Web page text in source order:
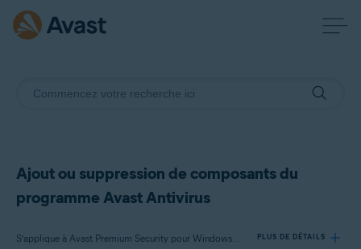
Ajout ou suppression de composants du
programme Avast Antivirus
S’applique à Avast Premium Security pour Windows, Avast Antivirus Gratuit pour Windows PLUS DE DÉTAILS